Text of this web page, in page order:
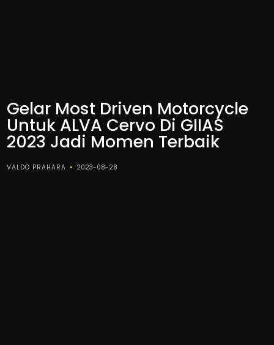
Gelar Most Driven Motorcycle
Untuk ALVA Cervo Di GIIAS
2023 Jadi Momen Terbaik
VALDO PRAHARA 2023-08-28